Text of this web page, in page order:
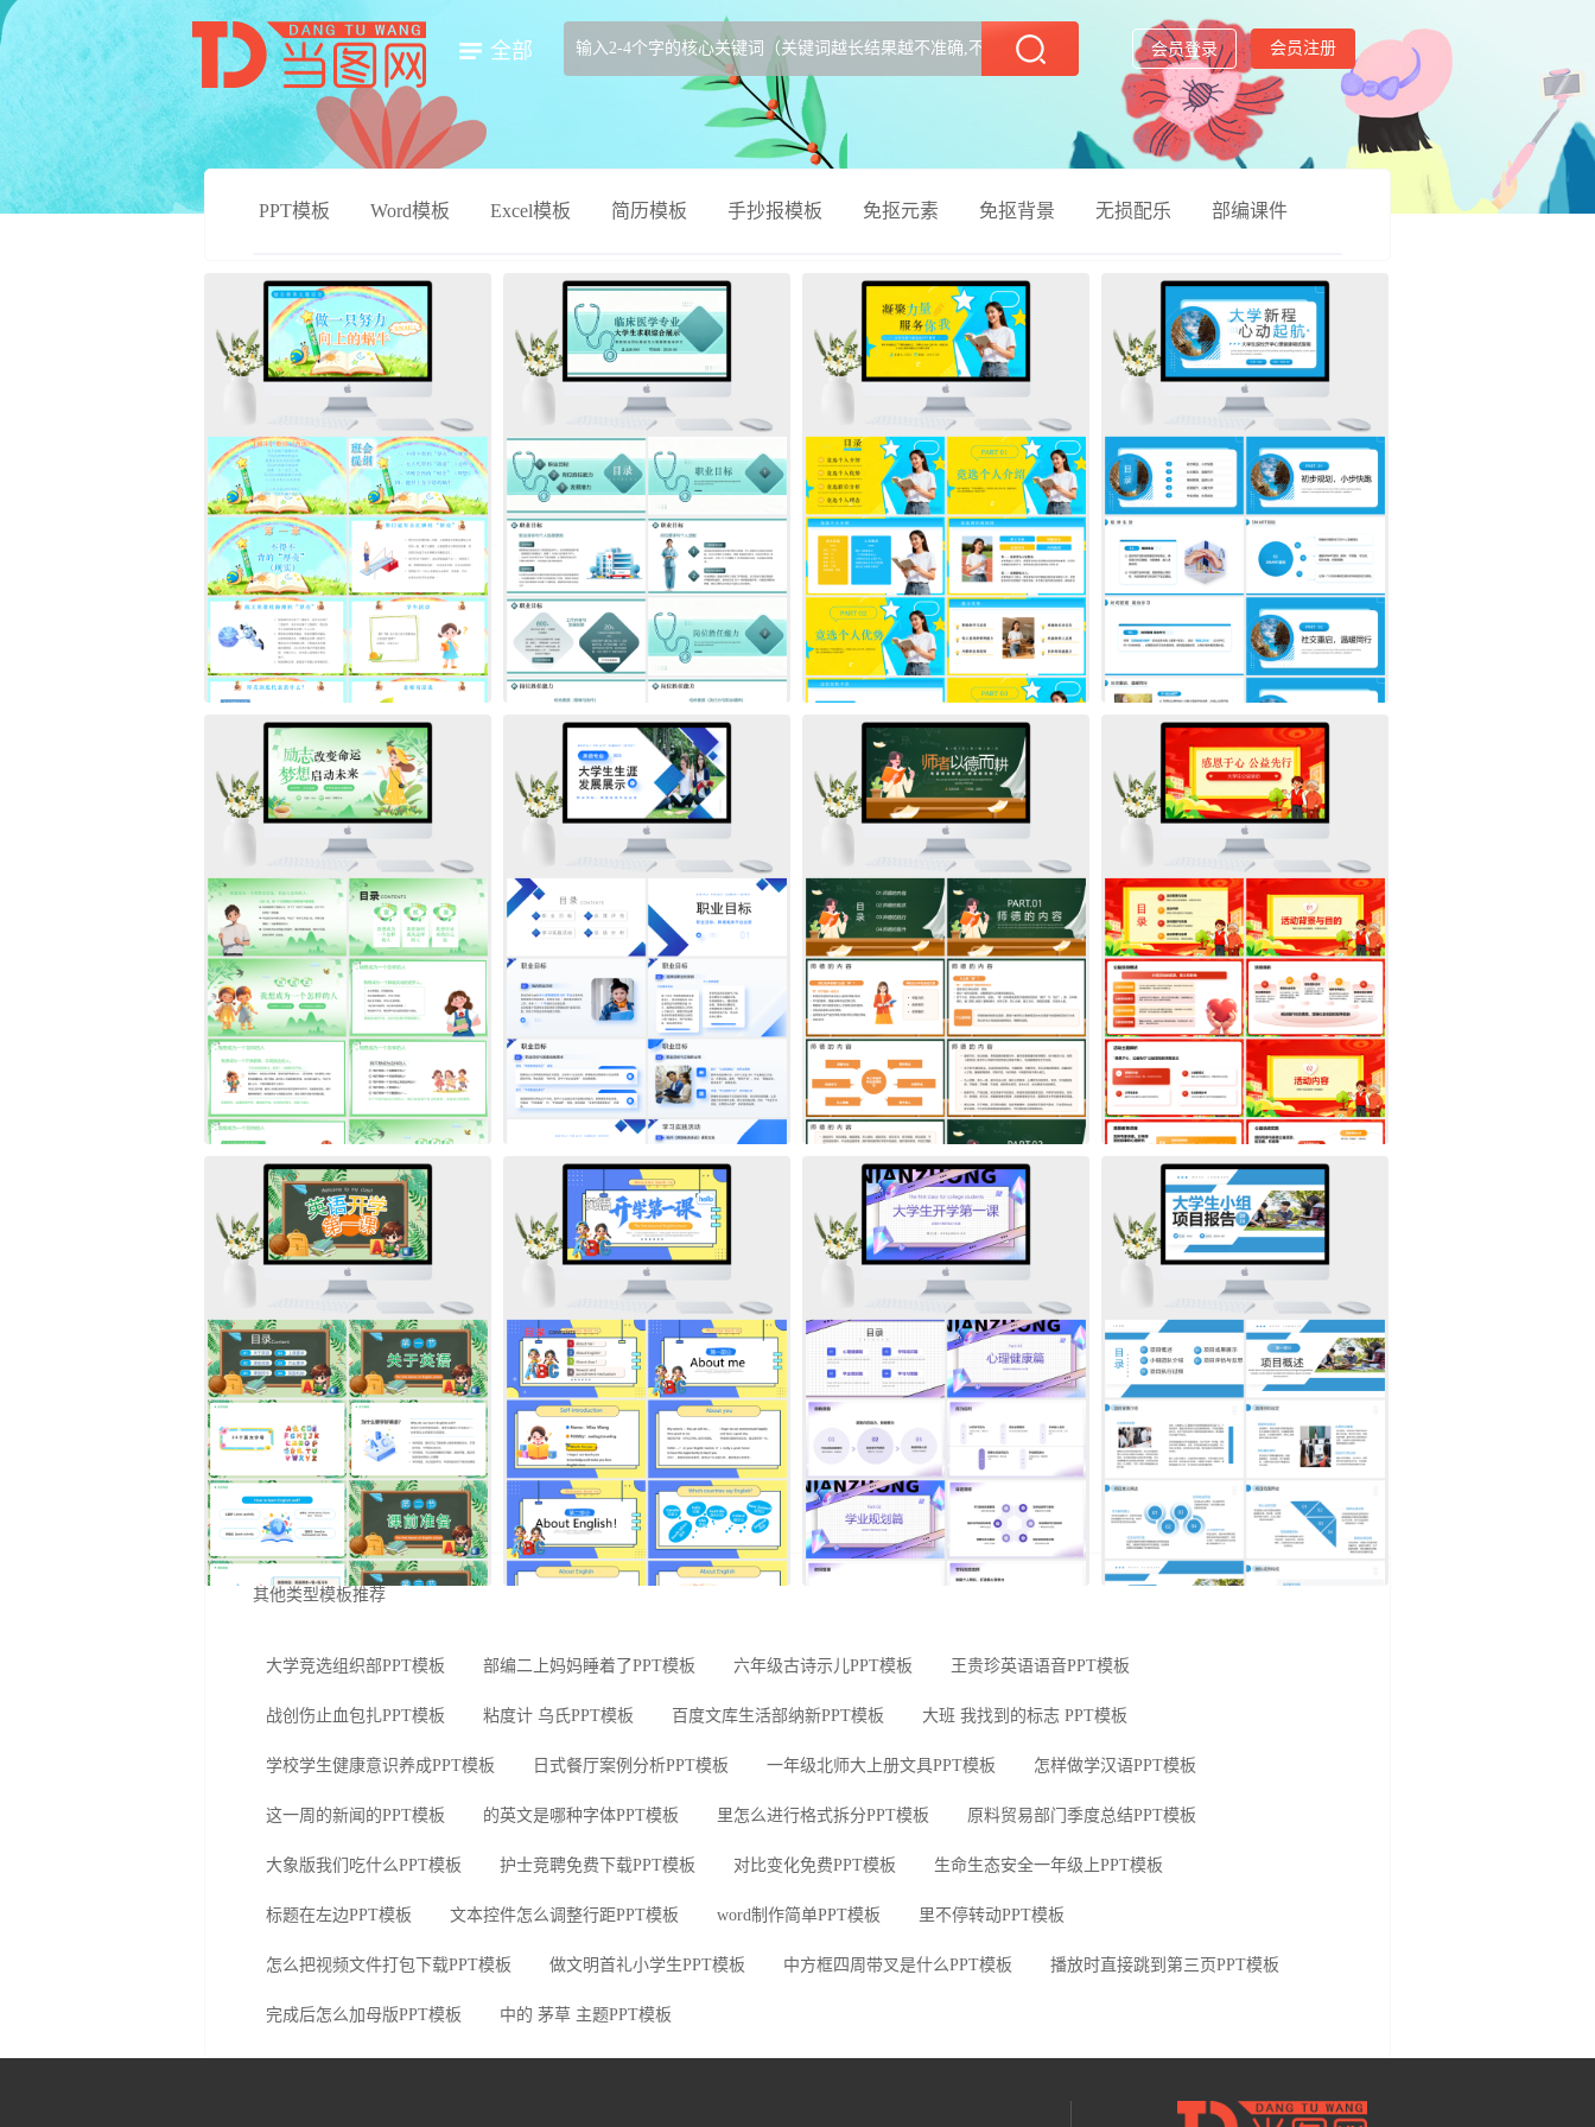
全部 会员登录 会员注册
PPT模板 Word模板 Excel模板 简历模板 手抄报模板 免抠元素 免抠背景 无损配乐 部编课件
其他类型模板推荐
大学竞选组织部PPT模板 部编二上妈妈睡着了PPT模板 六年级古诗示儿PPT模板 王贵珍英语语音PPT模板
战创伤止血包扎PPT模板 粘度计 乌氏PPT模板 百度文库生活部纳新PPT模板 大班 我找到的标志 PPT模板
学校学生健康意识养成PPT模板 日式餐厅案例分析PPT模板 一年级北师大上册文具PPT模板 怎样做学汉语PPT模板
这一周的新闻的PPT模板 的英文是哪种字体PPT模板 里怎么进行格式拆分PPT模板 原料贸易部门季度总结PPT模板
大象版我们吃什么PPT模板 护士竞聘免费下载PPT模板 对比变化免费PPT模板 生命生态安全一年级上PPT模板
标题在左边PPT模板 文本控件怎么调整行距PPT模板 word制作简单PPT模板 里不停转动PPT模板
怎么把视频文件打包下载PPT模板 做文明首礼小学生PPT模板 中方框四周带叉是什么PPT模板 播放时直接跳到第三页PPT模板
完成后怎么加母版PPT模板 中的 茅草 主题PPT模板